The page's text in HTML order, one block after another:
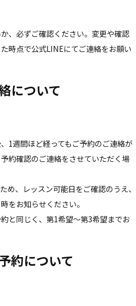
、必ずご確認ください。変更や確認
時点で公式LINEにてご連絡をお願い
について
1週間ほど経ってもご予約のご連絡が
約確認のご連絡をさせていただく場
め、レッスン可能日をご確認のうえ、
をお知らせください。
と同じく、第1希望〜第3希望までお
約について